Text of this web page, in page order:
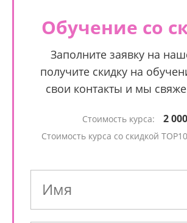
Обучение со
Заполните заявку на
получите скидку на
свои контакты и мы
Стоимость курса: 2
Стоимость курса со скидкой